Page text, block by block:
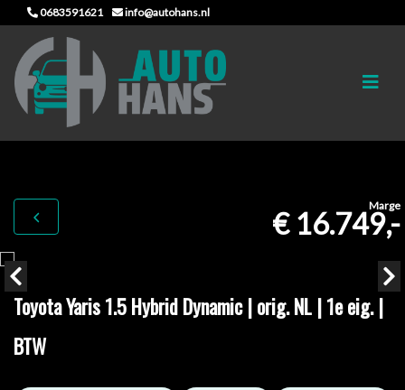
0683591621 info@autohans.nl
Marge
€ 16.749,-
Toyota Yaris 1.5 Hybrid Dynamic | orig. NL | 1e eig. |
BTW